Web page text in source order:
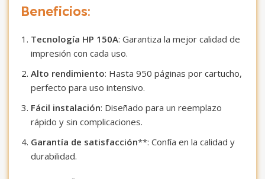
Beneficios:
Tecnología HP 150A: Garantiza la mejor calidad de
impresión con cada uso.
Alto rendimiento: Hasta 950 páginas por cartucho,
perfecto para uso intensivo.
Fácil instalación: Diseñado para un reemplazo
rápido y sin complicaciones.
Garantía de satisfacción**: Confía en la calidad y
durabilidad.